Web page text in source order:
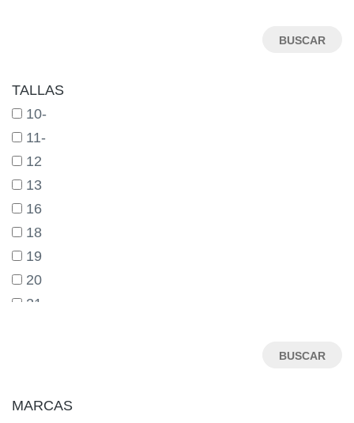
TALLAS
10-
11-
12
13
16
18
19
20
21
25
MARCAS